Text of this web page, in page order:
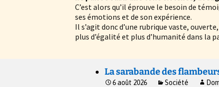
C’est alors qu’il éprouve le besoin de
ses émotions et de son expérience.
Il s’agit donc d’une rubrique vaste,
plus d’égalité et plus d’humanité dans la
La sarabande des
6 août 2026 Société